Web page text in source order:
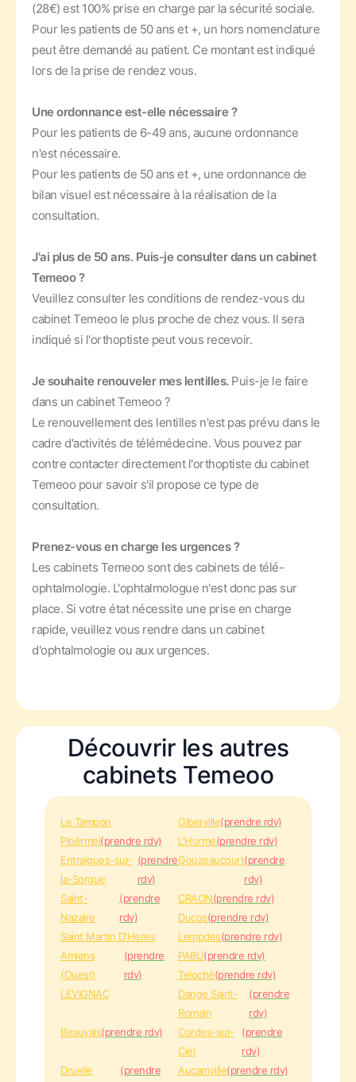
(28€) est 100% prise en charge par la sécurité sociale.
Pour les patients de 50 ans et +, un hors nomenclature
peut être demandé au patient. Ce montant est indiqué
lors de la prise de rendez vous.
Une ordonnance est-elle nécessaire ?
Pour les patients de 6-49 ans, aucune ordonnance
n'est nécessaire.
Pour les patients de 50 ans et +, une ordonnance de
bilan visuel est nécessaire à la réalisation de la
consultation.
J'ai plus de 50 ans. Puis-je consulter dans un cabinet
Temeoo ?
Veuillez consulter les conditions de rendez-vous du
cabinet Temeoo le plus proche de chez vous. Il sera
indiqué si l'orthoptiste peut vous recevoir.
Je souhaite renouveler mes lentilles. Puis-je le faire
dans un cabinet Temeoo ?
Le renouvellement des lentilles n'est pas prévu dans le
cadre d'activités de télémédecine. Vous pouvez par
contre contacter directement l'orthoptiste du cabinet
Temeoo pour savoir s'il propose ce type de
consultation.
Prenez-vous en charge les urgences ?
Les cabinets Temeoo sont des cabinets de télé-
ophtalmologie. L'ophtalmologue n'est donc pas sur
place. Si votre état nécessite une prise en charge
rapide, veuillez vous rendre dans un cabinet
d'ophtalmologie ou aux urgences.
Découvrir les autres
cabinets Temeoo
Le Tampon Giberville(prendre rdv)
Ploërmel(prendre rdv) L'Horme(prendre rdv)
Entraigues-sur-
la-Sorgue
(prendre
rdv)
Gouzeaucourt(prendre
rdv)
Saint-
Nazaire
(prendre
rdv)
CRAON(prendre rdv)
Ducos(prendre rdv)
Saint Martin D'Heres
Lempdes(prendre rdv)
Amiens
(Ouest)
(prendre
rdv)
PABU(prendre rdv)
Teloché(prendre rdv)
LEVIGNAC
Dange Saint-
Romain
(prendre
rdv)
Beauvais(prendre rdv)
Cordes-sur-
Ciel
(prendre
rdv)
Druelle
(prendre
Aucamville(prendre rdv)